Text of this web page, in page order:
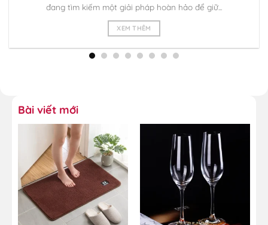
đang tìm kiếm một giải pháp hoàn hảo để giữ...
XEM THÊM
Bài viết mới